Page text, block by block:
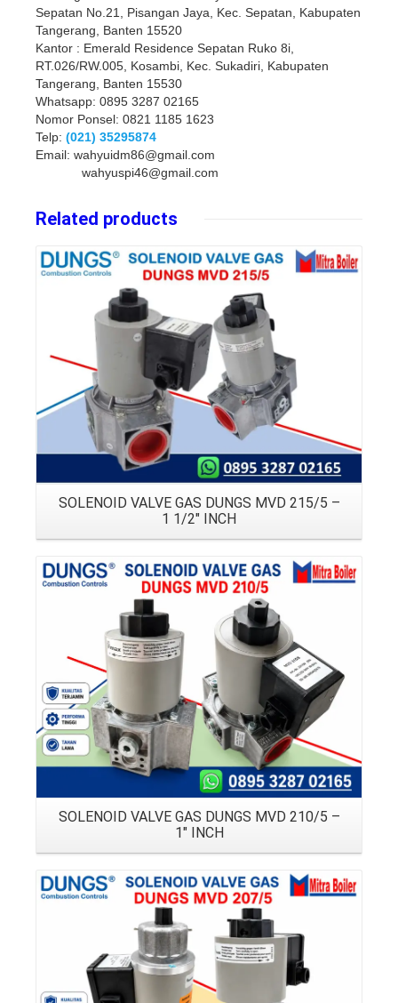
Sepatan No.21, Pisangan Jaya, Kec. Sepatan, Kabupaten
Tangerang, Banten 15520
Kantor : Emerald Residence Sepatan Ruko 8i,
RT.026/RW.005, Kosambi, Kec. Sukadiri, Kabupaten
Tangerang, Banten 15530
Whatsapp: 0895 3287 02165
Nomor Ponsel: 0821 1185 1623
Telp: (021) 35295874
Email: wahyuidm86@gmail.com
wahyuspi46@gmail.com
Related products
SOLENOID VALVE GAS DUNGS MVD 215/5 –
1 1/2″ INCH
SOLENOID VALVE GAS DUNGS MVD 210/5 –
1″ INCH